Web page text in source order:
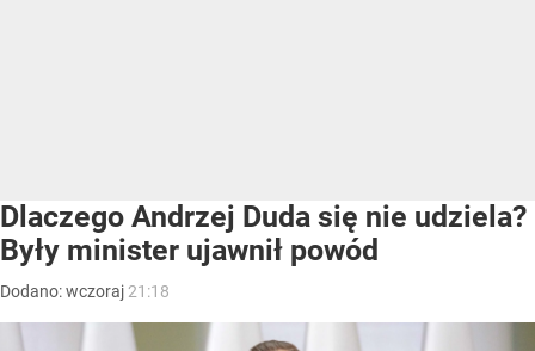
Dlaczego Andrzej Duda się nie udziela?
Były minister ujawnił powód
Dodano:wczoraj 21:18